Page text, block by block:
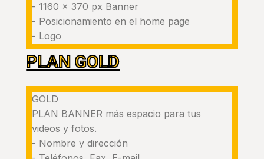
- 1160 x 370 px Banner
- Posicionamiento en el home page
- Logo
PLAN GOLD
GOLD
PLAN BANNER más espacio para tus
videos y fotos.
- Nombre y dirección